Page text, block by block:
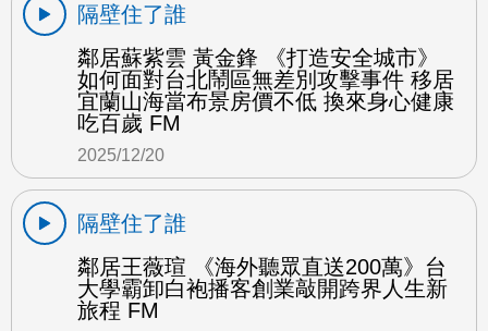
隔壁住了誰
鄰居蘇紫雲 黃金鋒 《打造安全城市》
如何面對台北鬧區無差別攻擊事件 移居
宜蘭山海當布景房價不低 換來身心健康
吃百歲 FM
2025/12/20
隔壁住了誰
鄰居王薇瑄 《海外聽眾直送200萬》台
大學霸卸白袍播客創業敲開跨界人生新
旅程 FM